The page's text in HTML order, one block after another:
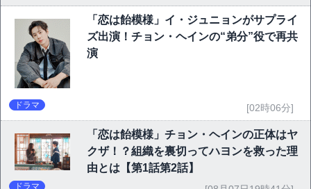
「恋は飴模様」イ・ジュニョンがサプライ
ズ出演！チョン・ヘインの“弟分”役で再共
演
ドラマ [02時06分]
「恋は飴模様」チョン・ヘインの正体はヤ
クザ！？組織を裏切ってハヨンを救った理
由とは【第1話第2話】
ドラマ